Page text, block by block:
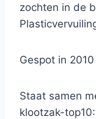
zochten in de
Gespot in
Staat samen
klootzak-